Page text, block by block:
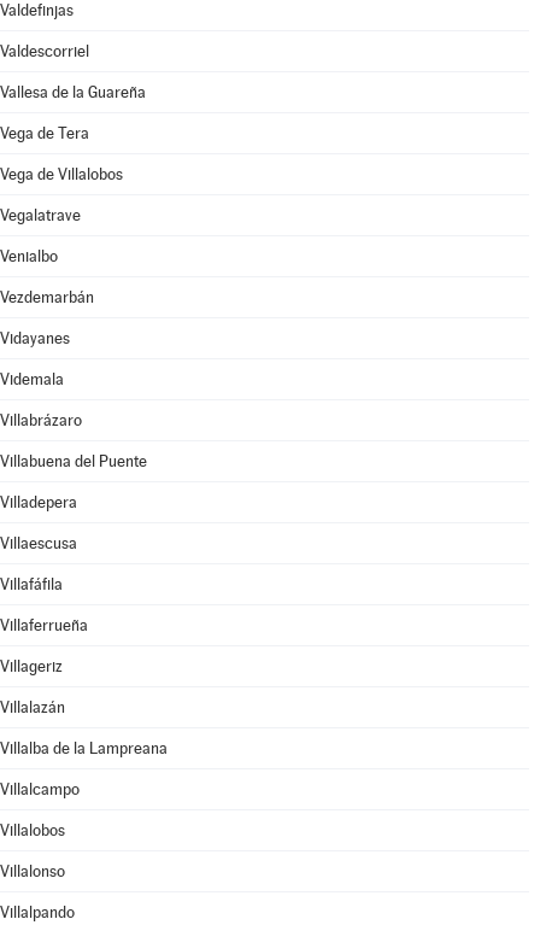
Valdefinjas
Valdescorriel
Vallesa de la Guareña
Vega de Tera
Vega de Villalobos
Vegalatrave
Venialbo
Vezdemarbán
Vidayanes
Videmala
Villabrázaro
Villabuena del Puente
Villadepera
Villaescusa
Villafáfila
Villaferrueña
Villageriz
Villalazán
Villalba de la Lampreana
Villalcampo
Villalobos
Villalonso
Villalpando